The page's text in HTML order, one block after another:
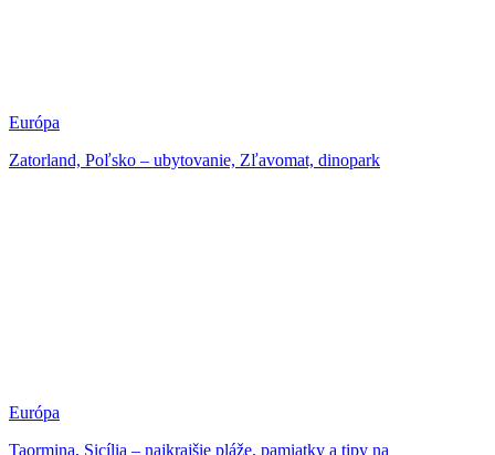
Európa
Zatorland, Poľsko – ubytovanie, Zľavomat, dinopark
Európa
Taormina, Sicília – najkrajšie pláže, pamiatky a tipy na